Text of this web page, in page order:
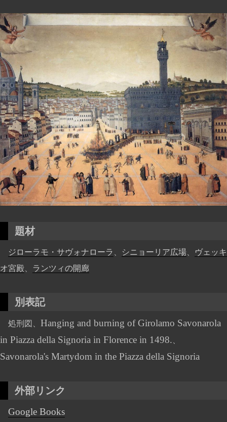
題材
ジローラモ・サヴォナローラ シニョーリア広場
ヴェッキ
オ宮殿
ランツィの開廊
別表記
処刑図、 Hanging and burning of Girolamo Savonarola
in Piazza della Signoria in Florence in 1498.
Savonarola's Martydom in the Piazza della Signoria
外部リンク
Google Books